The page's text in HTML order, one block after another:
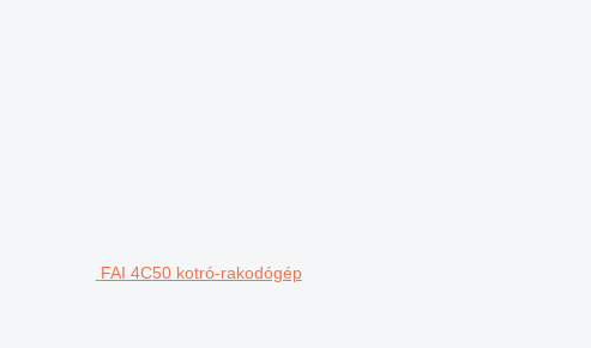
FAI 4C50 kotró-rakodógép